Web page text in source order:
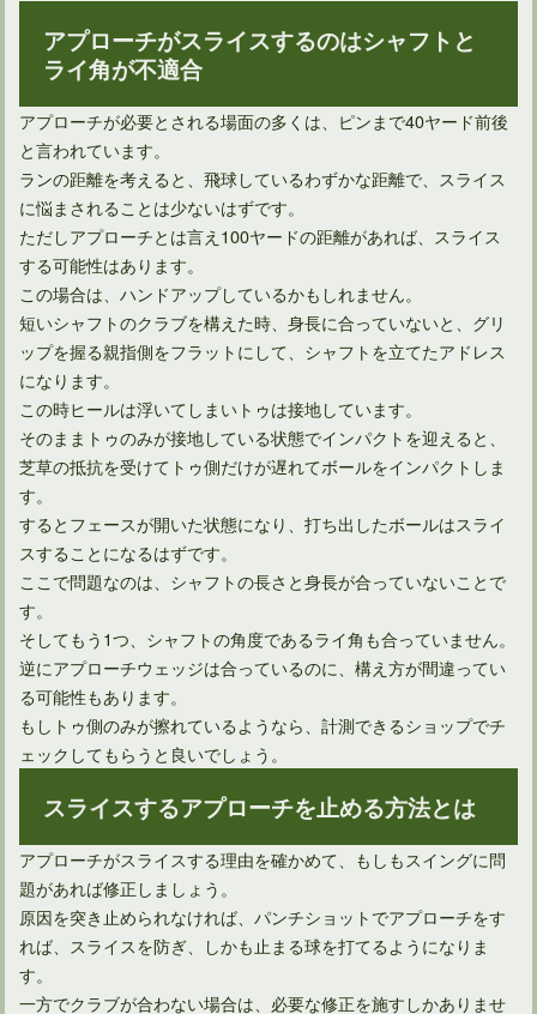
アプローチがスライスするのはシャフトと
ライ角が不適合
アプローチが必要とされる場面の多くは、ピンまで40ヤード前後
と言われています。
ランの距離を考えると、飛球しているわずかな距離で、スライス
に悩まされることは少ないはずです。
ただしアプローチとは言え100ヤードの距離があれば、スライス
する可能性はあります。
この場合は、ハンドアップしているかもしれません。
短いシャフトのクラブを構えた時、身長に合っていないと、グリ
ップを握る親指側をフラットにして、シャフトを立てたアドレス
になります。
この時ヒールは浮いてしまいトゥは接地しています。
そのままトゥのみが接地している状態でインパクトを迎えると、
芝草の抵抗を受けてトゥ側だけが遅れてボールをインパクトしま
す。
するとフェースが開いた状態になり、打ち出したボールはスライ
スすることになるはずです。
ここで問題なのは、シャフトの長さと身長が合っていないことで
す。
そしてもう1つ、シャフトの角度であるライ角も合っていません。
逆にアプローチウェッジは合っているのに、構え方が間違ってい
る可能性もあります。
もしトゥ側のみが擦れているようなら、計測できるショップでチ
ェックしてもらうと良いでしょう。
スライスするアプローチを止める方法とは
アプローチがスライスする理由を確かめて、もしもスイングに問
題があれば修正しましょう。
原因を突き止められなければ、パンチショットでアプローチをす
れば、スライスを防ぎ、しかも止まる球を打てるようになりま
す。
一方でクラブが合わない場合は、必要な修正を施すしかありませ